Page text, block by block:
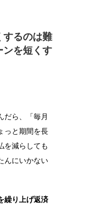
するのは難
ンを短くす
だら、「毎月
っと期間を長
を減らしても
んにいかない
繰り上げ返済